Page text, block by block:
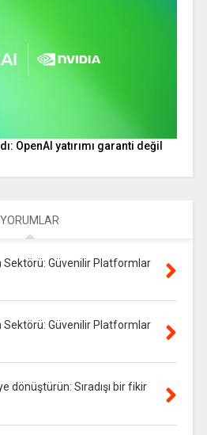
OpenAI yatırımı garanti değil
YORUMLAR
Sektörü: Güvenilir Platformlar
Sektörü: Güvenilir Platformlar
dönüştürün: Sıradışı bir fikir